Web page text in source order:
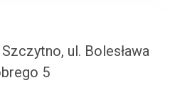
ul. Bolesława
5